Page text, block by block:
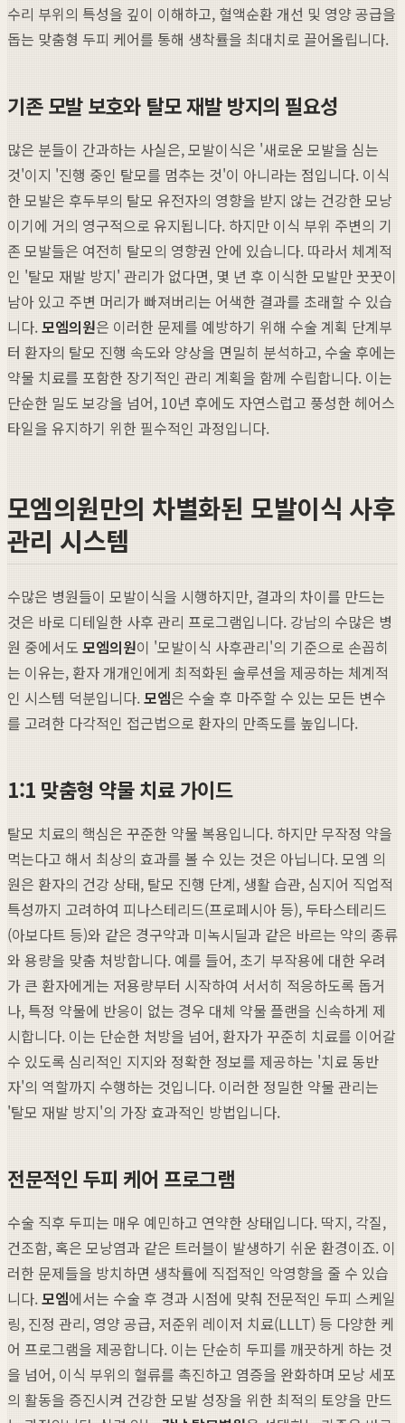
수리 부위의 특성을 깊이 이해하고, 혈액순환 개선 및 영양 공급을
돕는 맞춤형 두피 케어를 통해 생착률을 최대치로 끌어올립니다.
기존 모발 보호와 탈모 재발 방지의 필요성
많은 분들이 간과하는 사실은, 모발이식은 '새로운 모발을 심는
것'이지 '진행 중인 탈모를 멈추는 것'이 아니라는 점입니다. 이식
한 모발은 후두부의 탈모 유전자의 영향을 받지 않는 건강한 모낭
이기에 거의 영구적으로 유지됩니다. 하지만 이식 부위 주변의 기
존 모발들은 여전히 탈모의 영향권 안에 있습니다. 따라서 체계적
인 '탈모 재발 방지' 관리가 없다면, 몇 년 후 이식한 모발만 꿋꿋이
남아 있고 주변 머리가 빠져버리는 어색한 결과를 초래할 수 있습
니다.모엠의원은 이러한 문제를 예방하기 위해 수술 계획 단계부
터 환자의 탈모 진행 속도와 양상을 면밀히 분석하고, 수술 후에는
약물 치료를 포함한 장기적인 관리 계획을 함께 수립합니다. 이는
단순한 밀도 보강을 넘어, 10년 후에도 자연스럽고 풍성한 헤어스
타일을 유지하기 위한 필수적인 과정입니다.
모엠의원만의 차별화된 모발이식 사후
관리 시스템
수많은 병원들이 모발이식을 시행하지만, 결과의 차이를 만드는
것은 바로 디테일한 사후 관리 프로그램입니다. 강남의 수많은 병
원 중에서도 모엠의원이 '모발이식 사후관리'의 기준으로 손꼽히
는 이유는, 환자 개개인에게 최적화된 솔루션을 제공하는 체계적
인 시스템 덕분입니다.모엠은 수술 후 마주할 수 있는 모든 변수
를 고려한 다각적인 접근법으로 환자의 만족도를 높입니다.
1:1 맞춤형 약물 치료 가이드
탈모 치료의 핵심은 꾸준한 약물 복용입니다. 하지만 무작정 약을
먹는다고 해서 최상의 효과를 볼 수 있는 것은 아닙니다. 모엠 의
원은 환자의 건강 상태, 탈모 진행 단계, 생활 습관, 심지어 직업적
특성까지 고려하여 피나스테리드(프로페시아 등), 두타스테리드
(아보다트 등)와 같은 경구약과 미녹시딜과 같은 바르는 약의 종류
와 용량을 맞춤 처방합니다. 예를 들어, 초기 부작용에 대한 우려
가 큰 환자에게는 저용량부터 시작하여 서서히 적응하도록 돕거
나, 특정 약물에 반응이 없는 경우 대체 약물 플랜을 신속하게 제
시합니다. 이는 단순한 처방을 넘어, 환자가 꾸준히 치료를 이어갈
수 있도록 심리적인 지지와 정확한 정보를 제공하는 '치료 동반
자'의 역할까지 수행하는 것입니다. 이러한 정밀한 약물 관리는
'탈모 재발 방지'의 가장 효과적인 방법입니다.
전문적인 두피 케어 프로그램
수술 직후 두피는 매우 예민하고 연약한 상태입니다. 딱지, 각질,
건조함, 혹은 모낭염과 같은 트러블이 발생하기 쉬운 환경이죠. 이
러한 문제들을 방치하면 생착률에 직접적인 악영향을 줄 수 있습
니다.모엠에서는 수술 후 경과 시점에 맞춰 전문적인 두피 스케일
링, 진정 관리, 영양 공급, 저준위 레이저 치료(LLLT) 등 다양한 케
어 프로그램을 제공합니다. 이는 단순히 두피를 깨끗하게 하는 것
을 넘어, 이식 부위의 혈류를 촉진하고 염증을 완화하며 모낭 세포
의 활동을 증진시켜 건강한 모발 성장을 위한 최적의 토양을 만드